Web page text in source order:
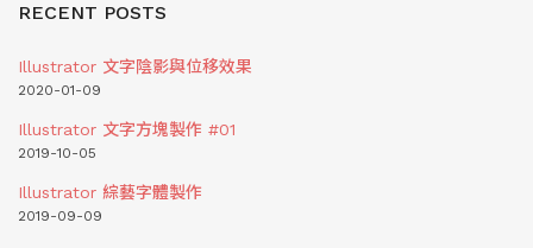
RECENT POSTS
Illustrator 文字陰影與位移效果
2020-01-09
Illustrator 文字方塊製作 #01
2019-10-05
Illustrator 綜藝字體製作
2019-09-09